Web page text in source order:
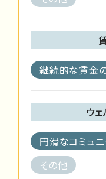
継続的な賃金
ウ
円滑なコミュ
その他